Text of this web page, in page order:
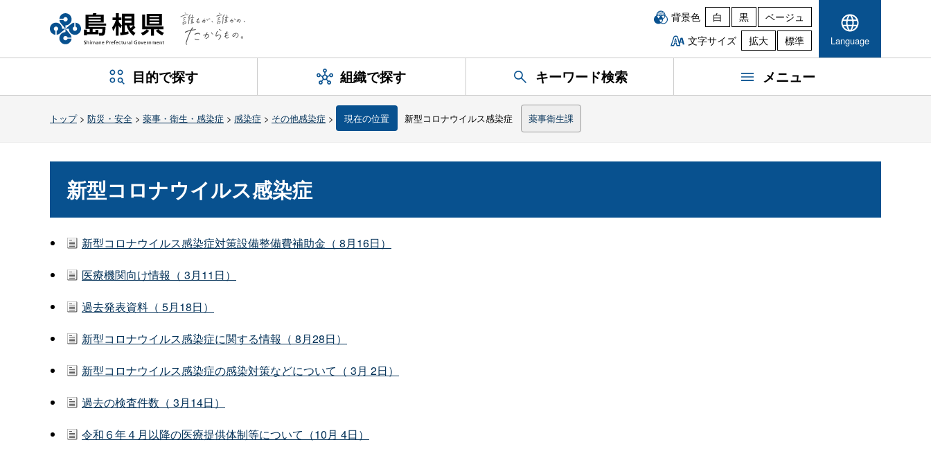
背景色 白 黒
ベージュ
文字サイズ
拡大 標準 Language
目的で探す 組織で探す キーワード検索 メニュー
トップ> 防災・安全 > 薬事・衛生・感染症 > 感染症 > その他感染症 > 現在の位置 新型コロナウイルス感染症 薬事衛生課
新型コロナウイルス感染症
新型コロナウイルス感染症対策設備整備費補助金（ 8月16日）
医療機関向け情報（ 3月11日）
過去発表資料（ 5月18日）
新型コロナウイルス感染症に関する情報（ 8月28日）
新型コロナウイルス感染症の感染対策などについて（ 3月 2日）
過去の検査件数（ 3月14日）
令和６年４月以降の医療提供体制等について（10月 4日）